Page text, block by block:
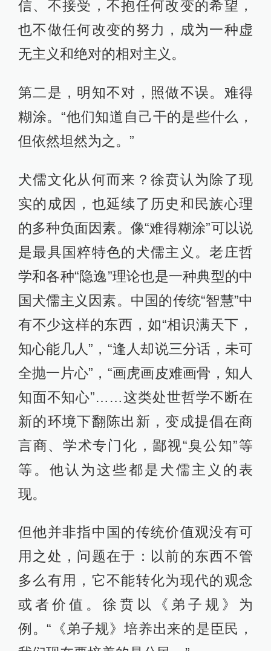
信、不接受，不抱任何改变的希望，
也不做任何改变的努力，成为一种虚
无主义和绝对的相对主义。
第二是，明知不对，照做不误。难得
糊涂。“他们知道自己干的是些什么，
但依然坦然为之。”
犬儒文化从何而来？徐贲认为除了现
实的成因，也延续了历史和民族心理
的多种负面因素。像“难得糊涂”可以说
是最具国粹特色的犬儒主义。老庄哲
学和各种“隐逸”理论也是一种典型的中
国犬儒主义因素。中国的传统“智慧”中
有不少这样的东西，如“相识满天下，
知心能几人”，“逢人却说三分话，未可
全抛一片心”，“画虎画皮难画骨，知人
知面不知心”……这类处世哲学不断在
新的环境下翻陈出新，变成提倡在商
言商、学术专门化，鄙视“臭公知”等
等。他认为这些都是犬儒主义的表
现。
但他并非指中国的传统价值观没有可
用之处，问题在于：以前的东西不管
多么有用，它不能转化为现代的观念
或者价值。徐贲以《弟子规》为
例。“《弟子规》培养出来的是臣民，